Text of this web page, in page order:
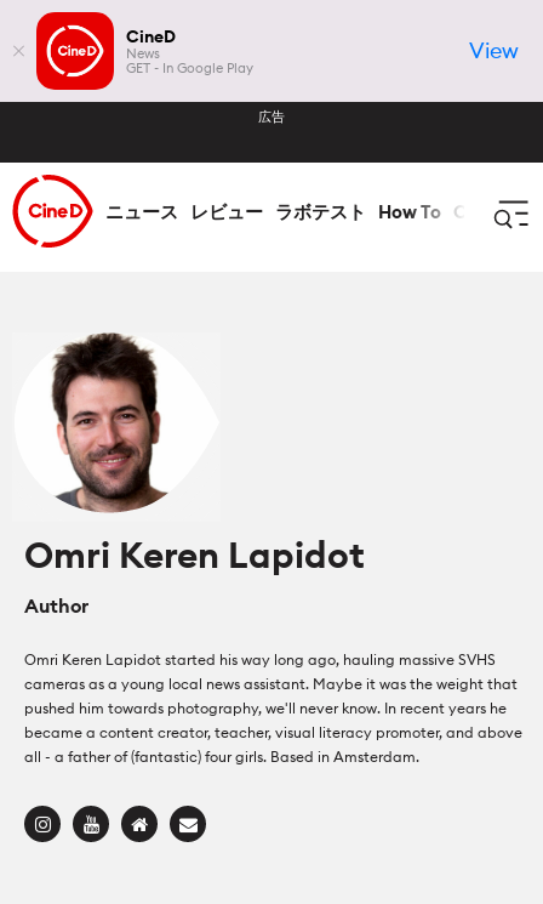
CineD
News
GET - In Google Play
View
広告
ニュース レビュー ラボテスト How To CineDビ
ニュース
全て ニュース
業界
レンズ
アクセサリー
レビュー
レンズ
アクセサリー
照明器具
ラボテスト
How To
CineDビデオ
Omri Keren Lapidot
Author
Omri Keren Lapidot started his way long ago, hauling massive SVHS
cameras as a young local news assistant. Maybe it was the weight that
pushed him towards photography, we'll never know. In recent years he
became a content creator, teacher, visual literacy promoter, and above
all - a father of (fantastic) four girls. Based in Amsterdam.